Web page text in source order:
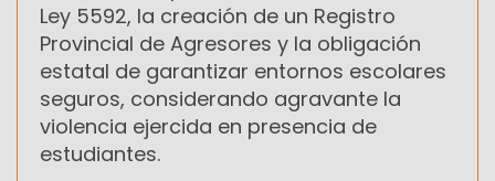
Ley 5592, la creación de un Registro
Provincial de Agresores y la obligación
estatal de garantizar entornos escolares
seguros, considerando agravante la
violencia ejercida en presencia de
estudiantes.